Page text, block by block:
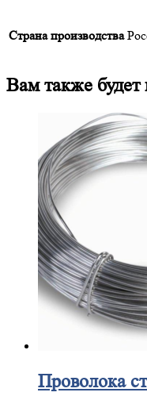
Страна производства
Вам также
Проволока